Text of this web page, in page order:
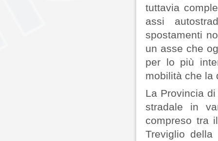
tuttavia
assi
spostamenti
un asse che
per lo più
mobilità che la
La Provincia
stradale in
compreso tra
Treviglio